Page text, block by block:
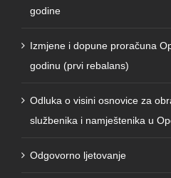
Izmjene i dopune proračuna
godinu (prvi rebalans)
Odluka o visini osnovice za
službenika i namještenika u
Odgovorno ljetovanje